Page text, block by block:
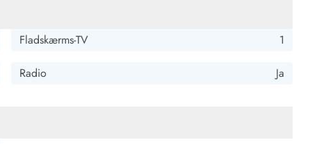
Fladskærms-TV 1
Radio Ja